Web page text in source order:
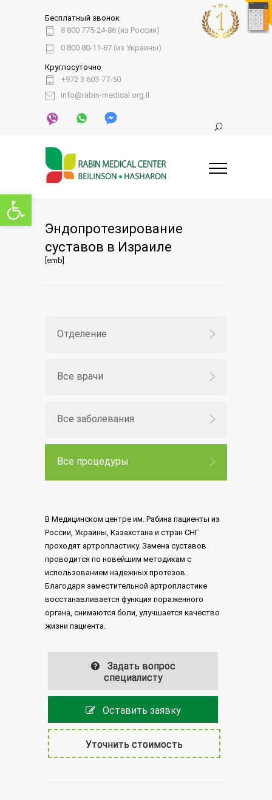
Открыть панель инструментов
Бесплатный звонок
8 800 775-24-86 (из России)
0 800 80-11-87 (из Украины)
Круглосуточно
+972 3 603-77-50
info@rabin-medical.org.il
Эндопротезирование
суставов в Израиле
[emb]
Отделение
Все врачи
Все заболевания
Все процедуры
В Медицинском центре им. Рабина пациенты из
России, Украины, Казахстана и стран СНГ
проходят артропластику. Замена суставов
проводится по новейшим методикам с
использованием надежных протезов.
Благодаря заместительной артропластике
восстанавливается функция пораженного
органа, снимаются боли, улучшается качество
жизни пациента.
Задать вопрос
специалисту
Оставить заявку
Уточнить стоимость